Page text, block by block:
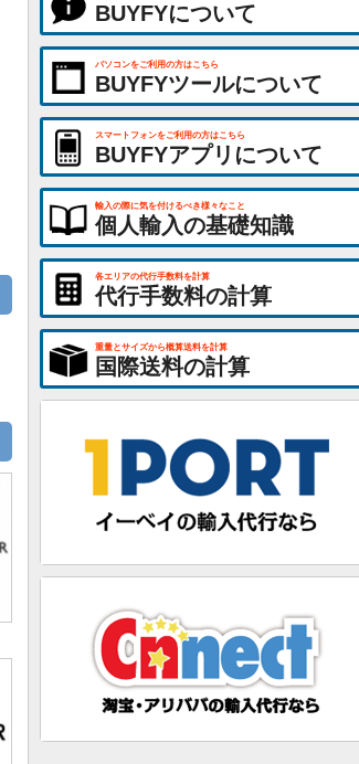
BUYFYについて
パソコンをご利用の方はこちら
BUYFYツールについて
スマートフォンをご利用の方はこちら
BUYFYアプリについて
輸入の際に気を付けるべき様々なこと
個人輸入の基礎知識
各エリアの代行手数料を計算
代行手数料の計算
重量とサイズから概算送料を計算
国際送料の計算